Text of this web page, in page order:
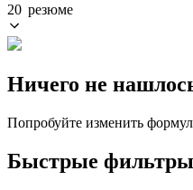
20 резюме
Ничего не
Попробуйте изменить
Быстрые фильтры